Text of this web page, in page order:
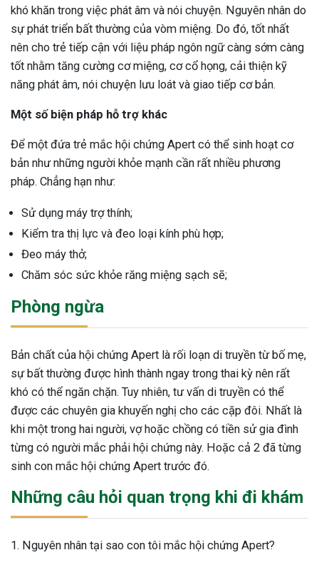
khó khăn trong việc phát âm và nói chuyện. Nguyên nhân do
sự phát triển bất thường của vòm miệng. Do đó, tốt nhất
nên cho trẻ tiếp cận với liệu pháp ngôn ngữ càng sớm càng
tốt nhằm tăng cường cơ miệng, cơ cổ họng, cải thiện kỹ
năng phát âm, nói chuyện lưu loát và giao tiếp cơ bản.
Một số biện pháp hỗ trợ khác
Để một đứa trẻ mắc hội chứng Apert có thể sinh hoạt cơ
bản như những người khỏe mạnh cần rất nhiều phương
pháp. Chẳng hạn như:
Sử dụng máy trợ thính;
Kiểm tra thị lực và đeo loại kính phù hợp;
Đeo máy thở;
Chăm sóc sức khỏe răng miệng sạch sẽ;
Phòng ngừa
Bản chất của hội chứng Apert là rối loạn di truyền từ bố mẹ,
sự bất thường được hình thành ngay trong thai kỳ nên rất
khó có thể ngăn chặn. Tuy nhiên, tư vấn di truyền có thể
được các chuyên gia khuyến nghị cho các cặp đôi. Nhất là
khi một trong hai người, vợ hoặc chồng có tiền sử gia đình
từng có người mắc phải hội chứng này. Hoặc cả 2 đã từng
sinh con mắc hội chứng Apert trước đó.
Những câu hỏi quan trọng khi đi khám
1. Nguyên nhân tại sao con tôi mắc hội chứng Apert?